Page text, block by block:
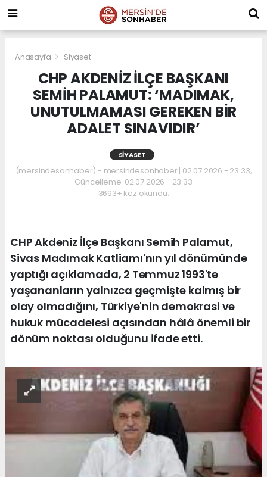
Anasayfa Siyaset
CHP AKDENİZ İLÇE BAŞKANI
SEMİH PALAMUT: ‘MADIMAK,
UNUTULMAMASI GEREKEN BİR
ADALET SINAVIDIR’
SIYASET
(mersindesonhaber) - mersindesonhaber | 02.07.2026 - 23:33,
Güncelleme: 02.07.2026 - 23:33
3693+ kez okundu.
CHP Akdeniz İlçe Başkanı Semih Palamut,
Sivas Madımak Katliamı'nın yıl dönümünde
yaptığı açıklamada, 2 Temmuz 1993'te
yaşananların yalnızca geçmişte kalmış bir
olay olmadığını, Türkiye'nin demokrasi ve
hukuk mücadelesi açısından hâlâ önemli bir
dönüm noktası olduğunu ifade etti.